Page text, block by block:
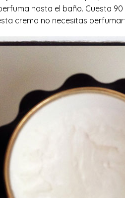
hasta el baño. Cuesta
crema no necesitas